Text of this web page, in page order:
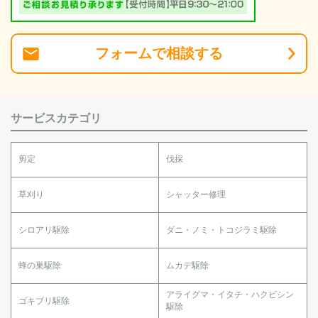
フォームで相談する
サービスカテゴリ
剪定 伐採
草刈り シャッター修理
シロアリ駆除 ダニ・ノミ・トコジラミ駆除
蜂の巣駆除 ムカデ駆除
ゴキブリ駆除
アライグマ・イタチ・ハクビシン
駆除